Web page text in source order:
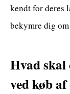
kendt for deres
bekymre dig
Hvad
ved køb